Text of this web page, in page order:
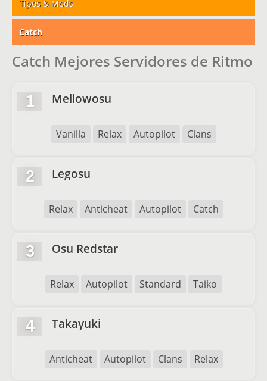
Tipos & Mods
Catch
Catch Mejores Servidores de Ritmo
1 Mellowosu
Vanilla Relax Autopilot Clans
2 Legosu
Relax Anticheat Autopilot Catch
3 Osu Redstar
Relax Autopilot Standard Taiko
4 Takayuki
Anticheat Autopilot Clans Relax